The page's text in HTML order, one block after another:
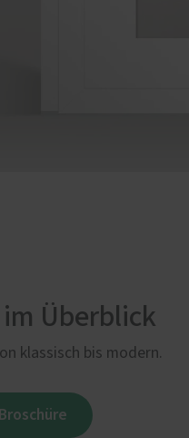
Überblick
klassisch bis modern.